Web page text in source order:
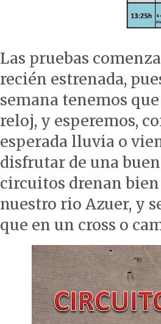
Las pruebas
recién estrenada,
semana tenemos
reloj, y esperemos,
esperada lluvia o
disfrutar de una
circuitos drenan bien
nuestro rio Azuer, y
que en un cross o